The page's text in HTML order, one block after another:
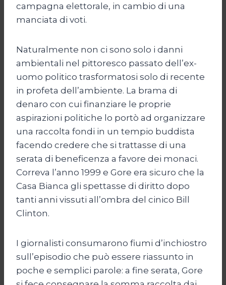
campagna elettorale, in cambio di una
manciata di voti.
Naturalmente non ci sono solo i danni
ambientali nel pittoresco passato dell’ex-
uomo politico trasformatosi solo di recente
in profeta dell’ambiente. La brama di
denaro con cui finanziare le proprie
aspirazioni politiche lo portò ad organizzare
una raccolta fondi in un tempio buddista
facendo credere che si trattasse di una
serata di beneficenza a favore dei monaci.
Correva l’anno 1999 e Gore era sicuro che la
Casa Bianca gli spettasse di diritto dopo
tanti anni vissuti all’ombra del cinico Bill
Clinton.
I giornalisti consumarono fiumi d’inchiostro
sull’episodio che può essere riassunto in
poche e semplici parole: a fine serata, Gore